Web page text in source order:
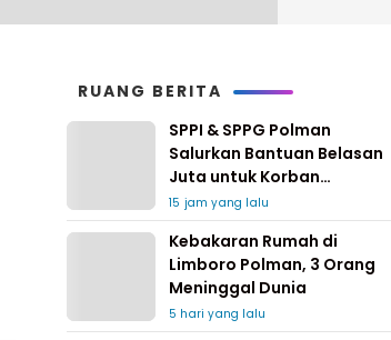
RUANG BERITA
SPPI & SPPG Polman
Salurkan Bantuan Belasan
Juta untuk Korban
Kebakaran di Limboro
15 jam yang lalu
Kebakaran Rumah di
Limboro Polman, 3 Orang
Meninggal Dunia
5 hari yang lalu